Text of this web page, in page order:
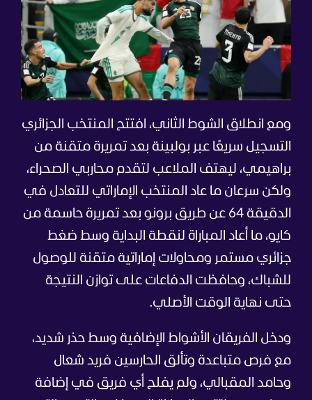
ومع انطلاق الشوط الثاني، افتتح المنتخب الجزائري
التسجيل سريعًا عبر بولبينة بعد تمريرة متقنة من
براهيمي، ليهتف الملاعب لتقدم محاربي الصحراء،
ولكن سرعان ما عاد المنتخب الإماراتي للتعادل في
الدقيقة 64 عن طريق برونو بعد تمريرة حاسمة من
كايو، ما أعاد المباراة لنقطة البداية وسط ضغط
جزائري مستمر ومحاولات إماراتية متقنة للوصول
للشباك، وحافظت الدفاعات على توازن النتيجة
حتى نهاية الوقت الأصلي.
ودخل الفريقان الأشواط الإضافية وسط حذر شديد،
مع فرص متباعدة وتألق الحارسين فريد شعال
وحامد المقبالي، ولم يفلح أي فريق في إضافة